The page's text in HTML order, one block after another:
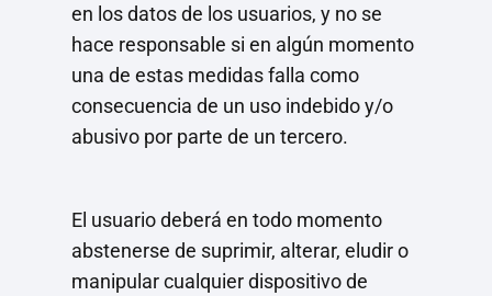
en los datos de los usuarios, y no se
hace responsable si en algún momento
una de estas medidas falla como
consecuencia de un uso indebido y/o
abusivo por parte de un tercero.
El usuario deberá en todo momento
abstenerse de suprimir, alterar, eludir o
manipular cualquier dispositivo de